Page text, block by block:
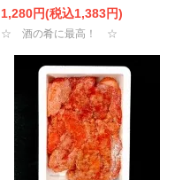
1,280円(税込1,383円)
☆ 酒の肴に最高！ ☆